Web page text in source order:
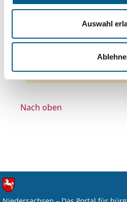
Auswahl
Themen: Kirchliche Zwecke
Stiftungstyp: Lokal tätige
Alle Filter entfernen
Nach oben